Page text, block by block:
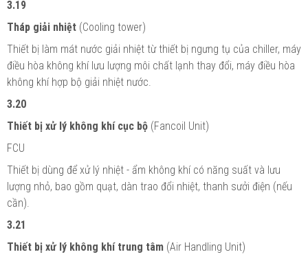
3.19
Tháp giải nhiệt (Cooling tower)
Thiết bị làm mát nước giải nhiệt từ thiết bị ngưng tụ của chiller, máy
điều hòa không khí lưu lượng môi chất lạnh thay đổi, máy điều hòa
không khí hợp bộ giải nhiệt nước.
3.20
Thiết bị xử lý không khí cục bộ (Fancoil Unit)
FCU
Thiết bị dùng để xử lý nhiệt - ẩm không khí có năng suất và lưu
lượng nhỏ, bao gồm quạt, dàn trao đổi nhiệt, thanh sưởi điện (nếu
cần).
3.21
Thiết bị xử lý không khí trung tâm (Air Handling Unit)